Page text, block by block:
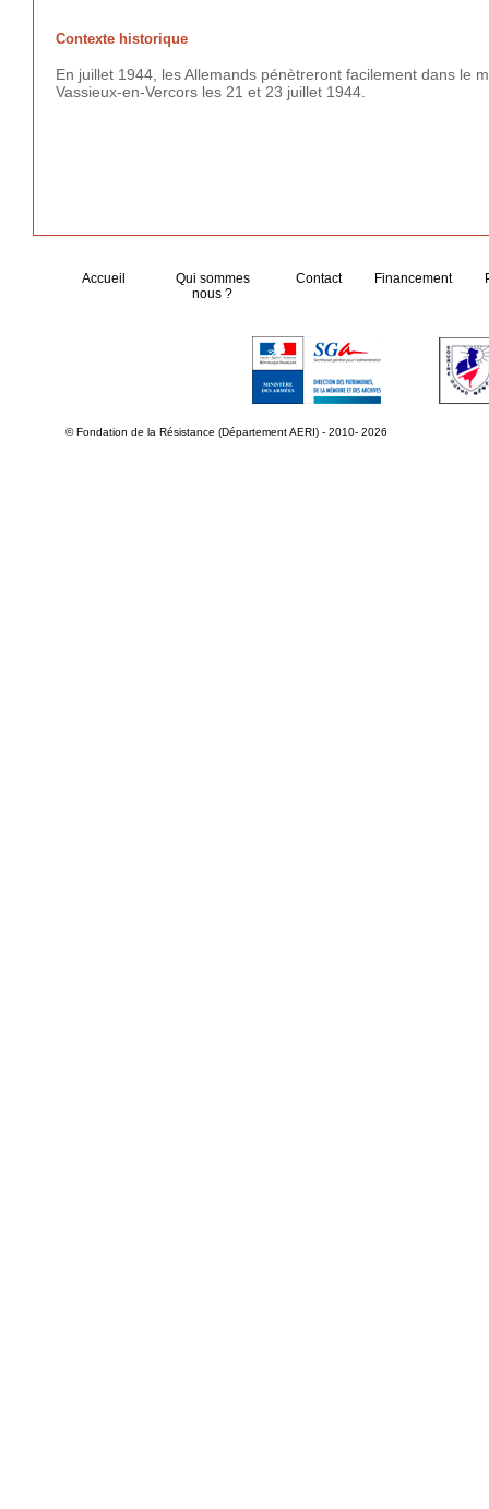
Contexte historique
En juillet 1944, les Allemands pénètreront facilement dans le
Vassieux-en-Vercors les 21 et 23 juillet 1944.
Accueil
Qui sommes
nous ?
Contact Financement
© Fondation de la Résistance (Département AERI) - 2010- 2026